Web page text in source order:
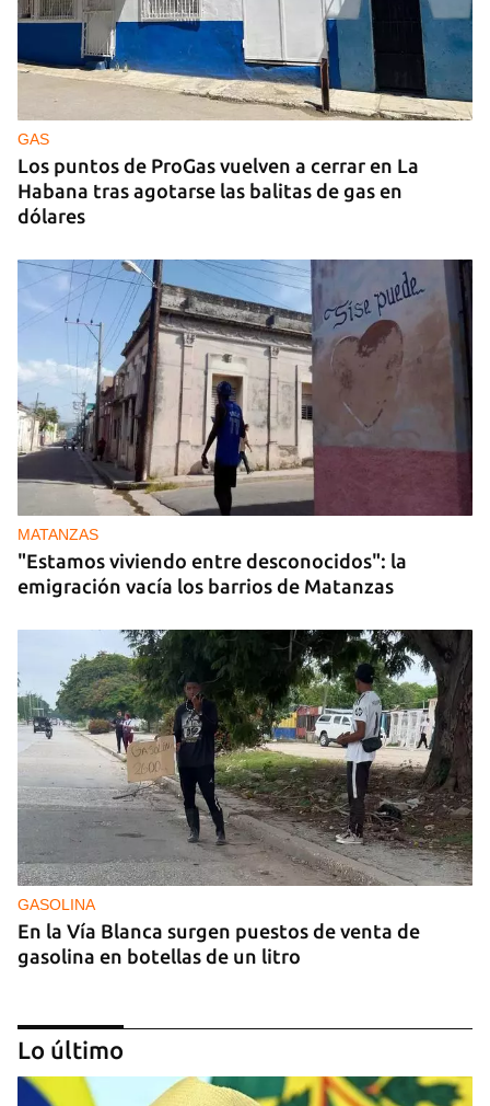
GAS
Los puntos de ProGas vuelven a cerrar en La
Habana tras agotarse las balitas de gas en
dólares
MATANZAS
"Estamos viviendo entre desconocidos": la
emigración vacía los barrios de Matanzas
GASOLINA
En la Vía Blanca surgen puestos de venta de
gasolina en botellas de un litro
Lo último